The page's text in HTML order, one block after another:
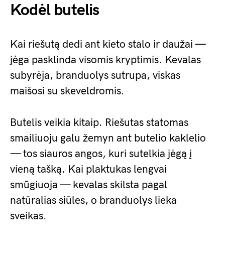
Kodėl butelis
Kai riešutą dedi ant kieto stalo ir daužai —
jėga pasklinda visomis kryptimis. Kevalas
subyrėja, branduolys sutrupa, viskas
maišosi su skeveldromis.
Butelis veikia kitaip. Riešutas statomas
smailiuoju galu žemyn ant butelio kaklelio
— tos siauros angos, kuri sutelkia jėgą į
vieną tašką. Kai plaktukas lengvai
smūgiuoja — kevalas skilsta pagal
natūralias siūles, o branduolys lieka
sveikas.